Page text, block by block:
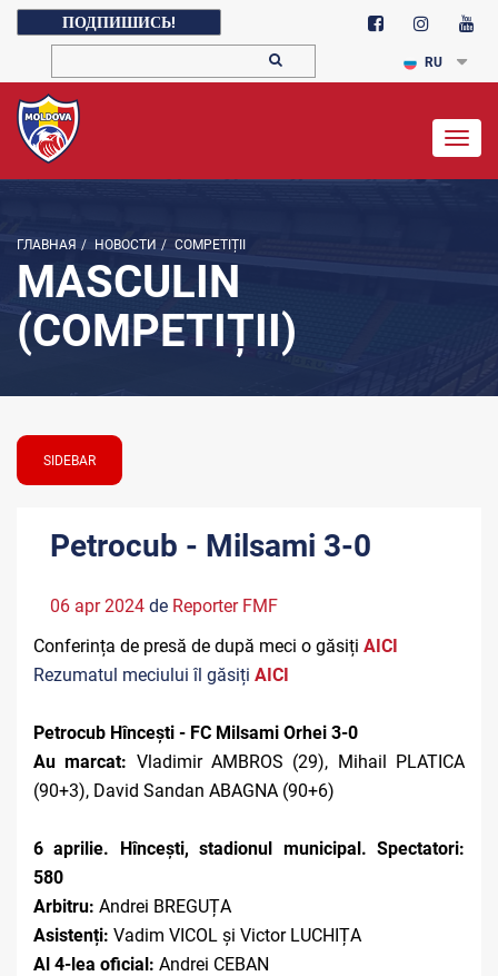
ПОДПИШИСЬ!
RU
ГЛАВНАЯ / НОВОСТИ / COMPETIȚII
MASCULIN
(COMPETIȚII)
SIDEBAR
Petrocub - Milsami 3-0
06 apr 2024 de Reporter FMF
Conferința de presă de după meci o găsiți AICI
Rezumatul meciului îl găsiți AICI
Petrocub Hîncești - FC Milsami Orhei 3-0
Au marcat: Vladimir AMBROS (29), Mihail PLATICA
(90+3), David Sandan ABAGNA (90+6)
6 aprilie. Hîncești, stadionul municipal. Spectatori:
580
Arbitru: Andrei BREGUȚA
Asistenți: Vadim VICOL și Victor LUCHIȚA
Al 4-lea oficial: Andrei CEBAN